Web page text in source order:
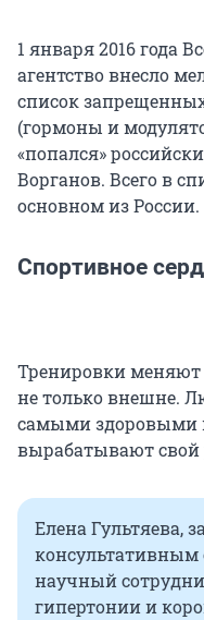
1 января 2016 года
агентство внесло
список
(гормоны и
«попался»
Ворганов. Всего в
основном из России.
Спортивное
Тренировки меняют
не только внешне.
самыми здоровыми
вырабатывают свой
Елена Гультяева,
консультативным
научный
гипертонии и